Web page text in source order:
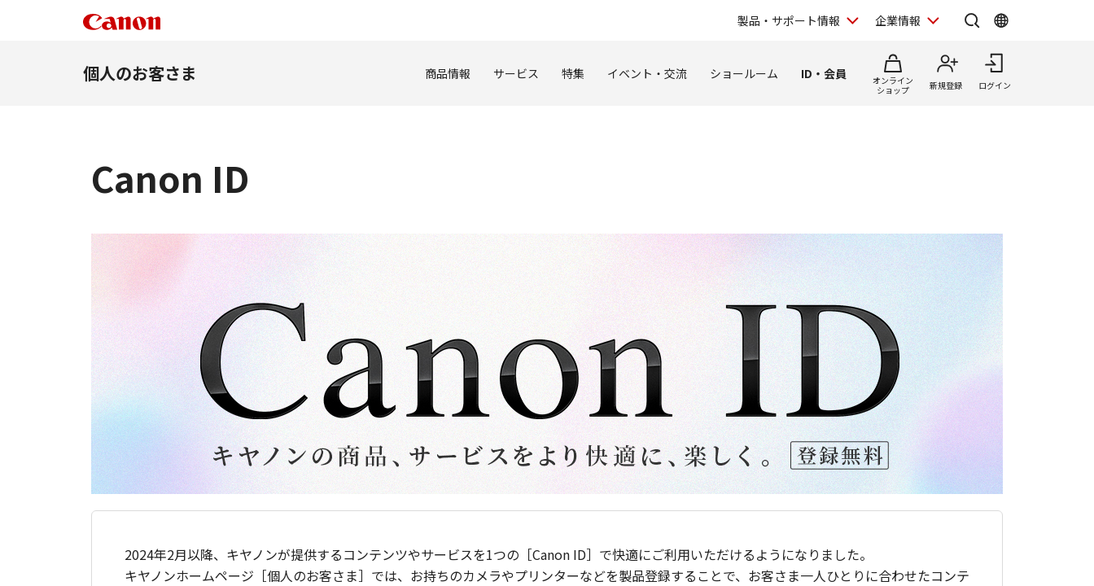
製品・サポート情報 企業情報
個人のお客さま 商品情報 サービス 特集 イベント・交流 ショールーム ID・会員
オンライン
ショップ
新規登録 ログイン
Canon ID
2024年2月以降、キヤノンが提供するコンテンツやサービスを1つの［Canon ID］で快適にご利用いただけるようになりました。
キヤノンホームページ［個人のお客さま］では、お持ちのカメラやプリンターなどを製品登録することで、お客さま一人ひとりに合わせたコンテ